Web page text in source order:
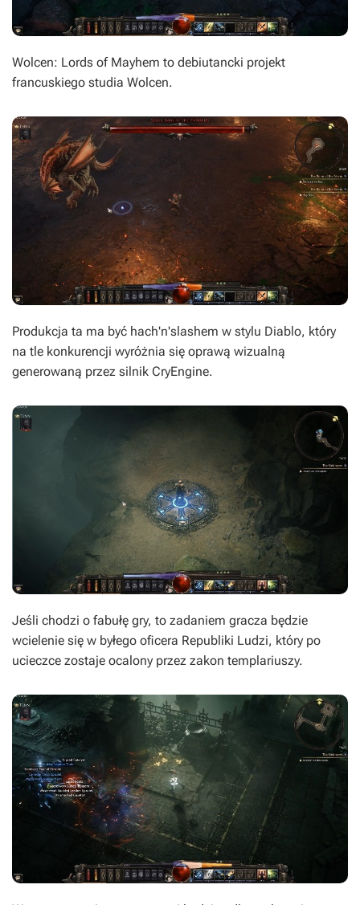
Wolcen: Lords of Mayhem to debiutancki projekt
francuskiego studia Wolcen.
Produkcja ta ma być hach'n'slashem w stylu Diablo, który
na tle konkurencji wyróżnia się oprawą wizualną
generowaną przez silnik CryEngine.
Jeśli chodzi o fabułę gry, to zadaniem gracza będzie
wcielenie się w byłego oficera Republiki Ludzi, który po
ucieczce zostaje ocalony przez zakon templariuszy.